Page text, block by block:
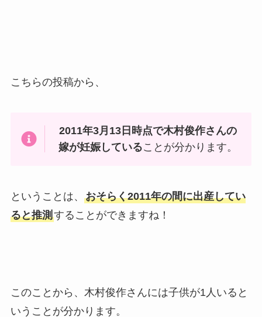
こちらの投稿から、
2011年3月13日時点で木村俊作さんの
嫁が妊娠していることが分かります。
ということは、 おそらく2011年の間に出産してい
ると推測することができますね！
このことから、木村俊作さんには子供が1人いると
いうことが分かります。